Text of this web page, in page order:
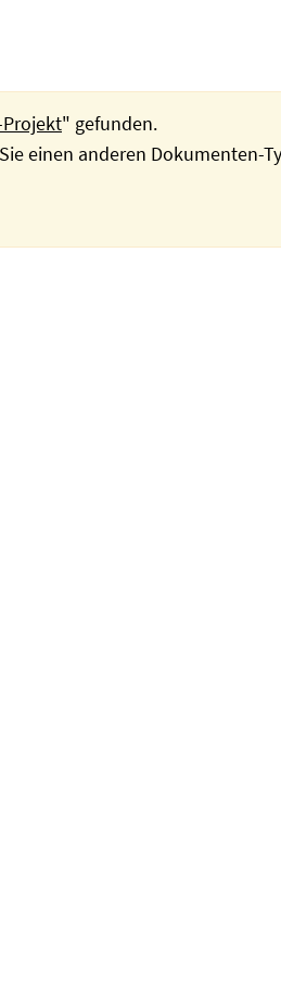
Projekt" gefunden.
einen anderen Dokumenten-